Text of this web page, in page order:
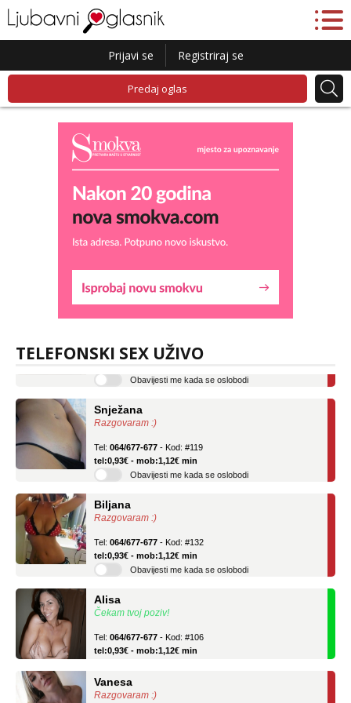
Prijavi se Registriraj se
Predaj oglas
TELEFONSKI SEX UŽIVO
Maja
Razgovaram :)
tel:0,93€ - mob:1,12€ min
Razgovaram :)
tel:0,93€ - mob:1,12€ min
Obavijesti me kada se oslobodi
Razgovaram :)
tel:0,93€ - mob:1,12€ min
Obavijesti me kada se oslobodi
Čekam tvoj poziv!
tel:0,93€ - mob:1,12€ min
Razgovaram :)